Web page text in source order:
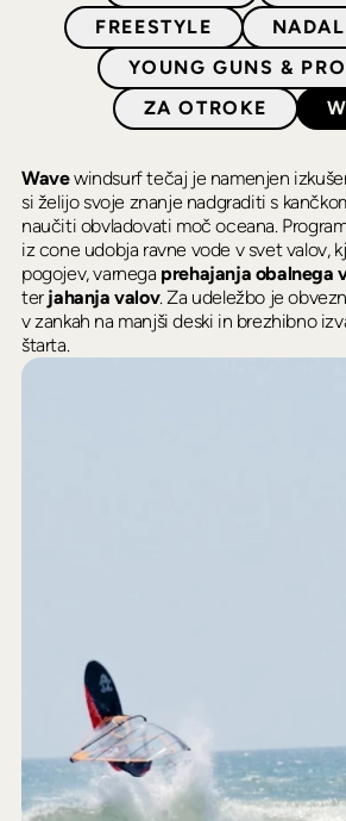
FREESTYLE
YOUNG GUNS &
ZA OTROKE
Wavewindsurf tečaj je namenjen
si želijo svoje znanje nadgraditi s
naučiti obvladovati moč oceana.
iz cone udobja ravne vode v svet valov,
pogojev, varnega prehajanja obalnega
ter jahanja valov. Za udeležbo je
v zankah na manjši deski in brezhibno
štarta.